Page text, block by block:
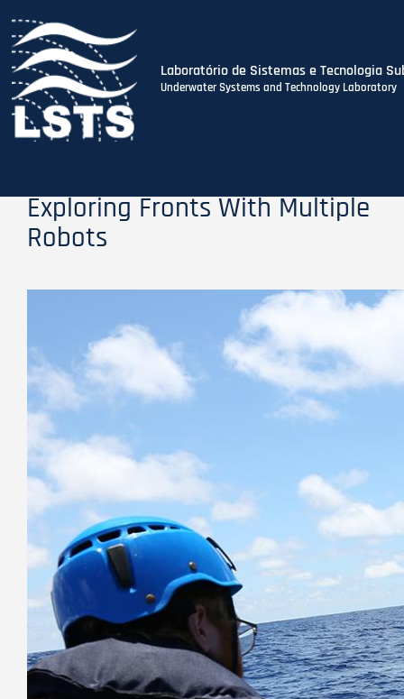
Skip
Laboratório de Sistemas e Tecnologia
Underwater Systems and Technology Laboratory
Exploring Fronts With Multiple
Robots